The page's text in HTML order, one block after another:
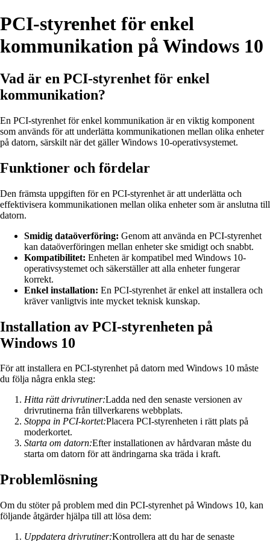
PCI-styrenhet för enkel
kommunikation på Windows 10
Vad är en PCI-styrenhet för enkel
kommunikation?
En PCI-styrenhet för enkel kommunikation är en viktig komponent
som används för att underlätta kommunikationen mellan olika enheter
på datorn, särskilt när det gäller Windows 10-operativsystemet.
Funktioner och fördelar
Den främsta uppgiften för en PCI-styrenhet är att underlätta och
effektivisera kommunikationen mellan olika enheter som är anslutna till
datorn.
Smidig dataöverföring: Genom att använda en PCI-styrenhet
kan dataöverföringen mellan enheter ske smidigt och snabbt.
Kompatibilitet: Enheten är kompatibel med Windows 10-
operativsystemet och säkerställer att alla enheter fungerar
korrekt.
Enkel installation: En PCI-styrenhet är enkel att installera och
kräver vanligtvis inte mycket teknisk kunskap.
Installation av PCI-styrenheten på
Windows 10
För att installera en PCI-styrenhet på datorn med Windows 10 måste
du följa några enkla steg:
Hitta rätt drivrutiner:Ladda ned den senaste versionen av
drivrutinerna från tillverkarens webbplats.
Stoppa in PCI-kortet:Placera PCI-styrenheten i rätt plats på
moderkortet.
Starta om datorn:Efter installationen av hårdvaran måste du
starta om datorn för att ändringarna ska träda i kraft.
Problemlösning
Om du stöter på problem med din PCI-styrenhet på Windows 10, kan
följande åtgärder hjälpa till att lösa dem:
Uppdatera drivrutiner:Kontrollera att du har de senaste